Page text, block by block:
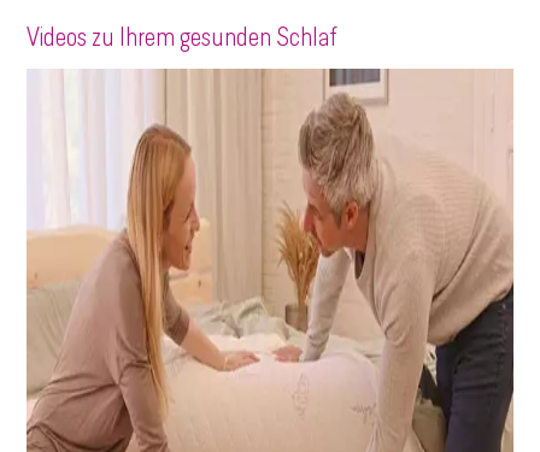
Videos zu Ihrem gesunden Schlaf